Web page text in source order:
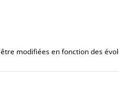
modifiées en fonction des